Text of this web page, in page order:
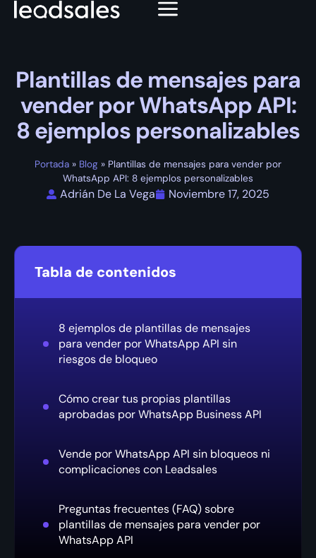
Plantillas de mensajes para
vender por WhatsApp API:
8 ejemplos personalizables
Portada » Blog » Plantillas de mensajes para vender por
WhatsApp API: 8 ejemplos personalizables
Adrián De La Vega Noviembre 17, 2025
Tabla de contenidos
8 ejemplos de plantillas de mensajes
para vender por WhatsApp API sin
riesgos de bloqueo
Cómo crear tus propias plantillas
aprobadas por WhatsApp Business API
Vende por WhatsApp API sin bloqueos ni
complicaciones con Leadsales
Preguntas frecuentes (FAQ) sobre
plantillas de mensajes para vender por
WhatsApp API